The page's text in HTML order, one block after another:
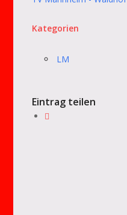
Kategorien
LM
Eintrag teilen